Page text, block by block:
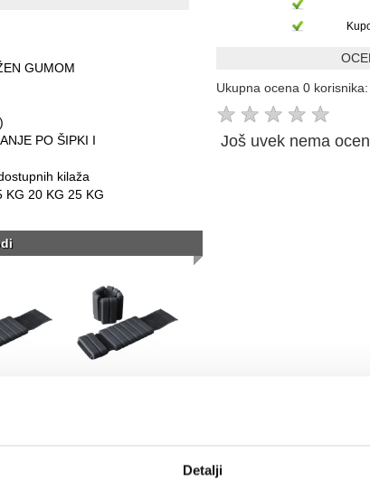
Detalji
GUMOM
PO ŠIPKI I
kilaža
KG 20 KG 25 KG
Ukupna ocena 0 korisnika:
★ ★ ★ ★ ★
Još uvek nema